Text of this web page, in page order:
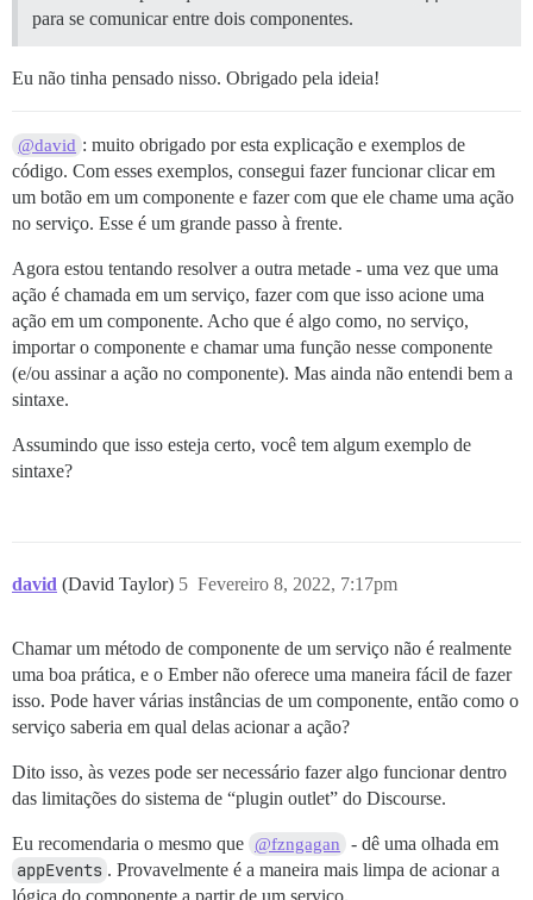
para se comunicar entre dois componentes.
Eu não tinha pensado nisso. Obrigado pela ideia!
@david : muito obrigado por esta explicação e exemplos de
código. Com esses exemplos, consegui fazer funcionar clicar em
um botão em um componente e fazer com que ele chame uma ação
no serviço. Esse é um grande passo à frente.
Agora estou tentando resolver a outra metade - uma vez que uma
ação é chamada em um serviço, fazer com que isso acione uma
ação em um componente. Acho que é algo como, no serviço,
importar o componente e chamar uma função nesse componente
(e/ou assinar a ação no componente). Mas ainda não entendi bem a
sintaxe.
Assumindo que isso esteja certo, você tem algum exemplo de
sintaxe?
david (David Taylor) Fevereiro 8, 2022, 7:17pm
5
Chamar um método de componente de um serviço não é realmente
uma boa prática, e o Ember não oferece uma maneira fácil de fazer
isso. Pode haver várias instâncias de um componente, então como o
serviço saberia em qual delas acionar a ação?
Dito isso, às vezes pode ser necessário fazer algo funcionar dentro
das limitações do sistema de “plugin outlet” do Discourse.
Eu recomendaria o mesmo que @fzngagan - dê uma olhada em
appEvents . Provavelmente é a maneira mais limpa de acionar a
lógica do componente a partir de um serviço.